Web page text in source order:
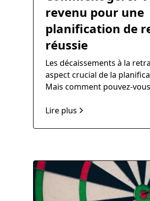
revenu pour une
planification de
réussie
Les décaissements à la
aspect crucial de la
Mais comment pouvez-
réussie ?
Lire plus